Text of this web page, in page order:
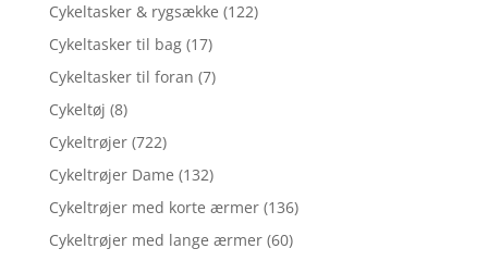
Cykeltasker & rygsække (122)
Cykeltasker til bag (17)
Cykeltasker til foran (7)
Cykeltøj (8)
Cykeltrøjer (722)
Cykeltrøjer Dame (132)
Cykeltrøjer med korte ærmer (136)
Cykeltrøjer med lange ærmer (60)